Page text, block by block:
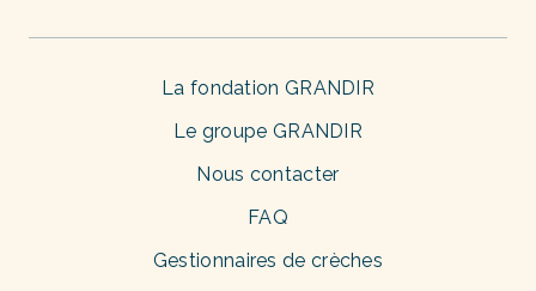
La fondation GRANDIR
Le groupe GRANDIR
Nous contacter
FAQ
Gestionnaires de crèches